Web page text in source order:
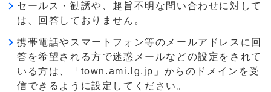
セールス・勧誘や、趣旨不明な問い合わせに対して
は、回答しておりません。
携帯電話やスマートフォン等のメールアドレスに回
答を希望される方で迷惑メールなどの設定をされて
いる方は、「town.ami.lg.jp」からのドメインを受
信できるように設定してください。